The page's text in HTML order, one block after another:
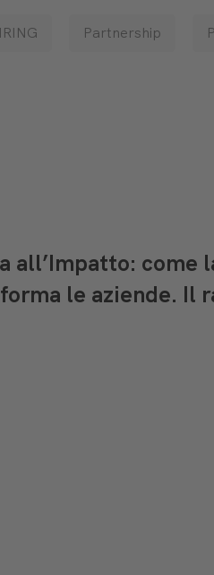
Partnership
all’Impatto: come
le aziende. Il